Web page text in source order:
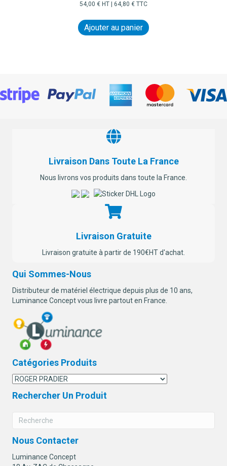
54,00 € HT | 64,80 € TTC
Ajouter au panier
Livraison Dans Toute La France
Nous livrons vos produits dans toute la France.
Livraison Gratuite
Livraison gratuite à partir de 190€HT d'achat.
Qui Sommes-Nous
Distributeur de matériel électrique depuis plus de 10 ans,
Luminance Concept vous livre partout en France.
Catégories Produits
Rechercher Un Produit
Nous Contacter
Luminance Concept